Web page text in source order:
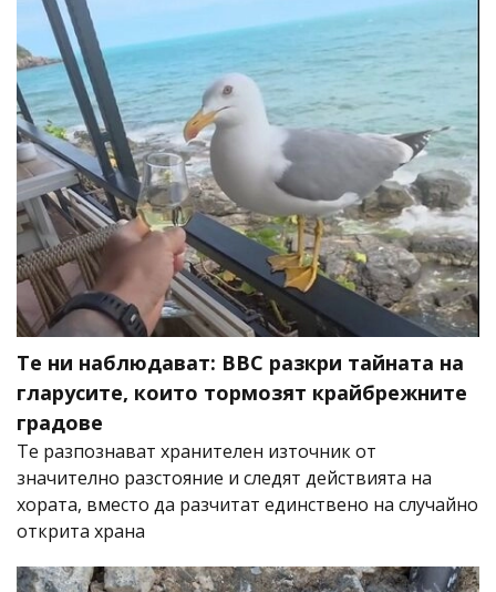
Те ни наблюдават: BBC разкри тайната на
гларусите, които тормозят крайбрежните
градове
Те разпознават хранителен източник от
значително разстояние и следят действията на
хората, вместо да разчитат единствено на случайно
открита храна